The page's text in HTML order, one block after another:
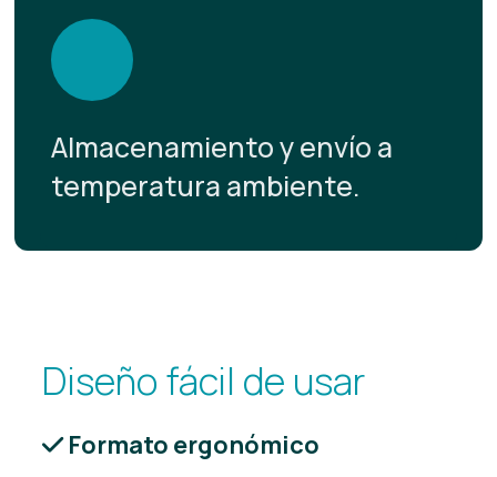
Almacenamiento y envío a
temperatura ambiente.
Diseño fácil de usar
Formato ergonómico